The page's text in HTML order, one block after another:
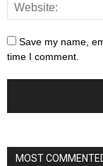
Save my name,
time I comment.
MOST